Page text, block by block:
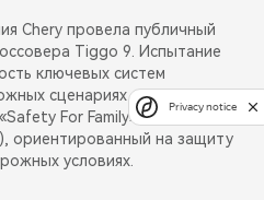
Chery провела публичный
Tiggo 9. Испытание
ключевых систем
сценариях аварий и
For Family»
ориентированный на защиту
условиях.
Privacy notice